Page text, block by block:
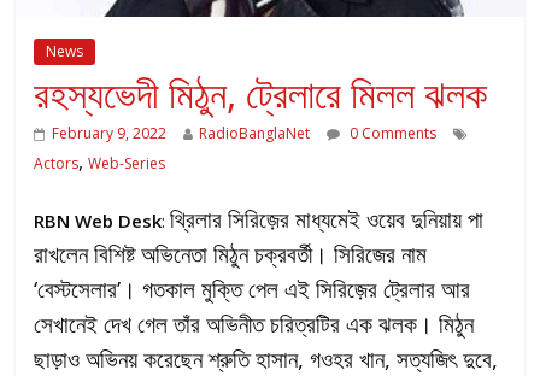
News
রহস্যভেদী মিঠুন, ট্রেলারে মিলল ঝলক
February 9, 2022 RadioBanglaNet
0 Comments
Actors,Web-Series
RBN Web Desk:থ্রিলার সিরিজ়ের মাধ্যমেই ওয়েব দুনিয়ায় পা
রাখলেন বিশিষ্ট অভিনেতা মিঠুন চক্রবর্তী। সিরিজের নাম
‘বেস্টসেলার’। গতকাল মুক্তি পেল এই সিরিজ়ের ট্রেলার আর
সেখানেই দেখ গেল তাঁর অভিনীত চরিত্রটির এক ঝলক। মিঠুন
ছাড়াও অভিনয় করেছেন শ্রুতি হাসান, গওহর খান, সত্যজিৎ দুবে,